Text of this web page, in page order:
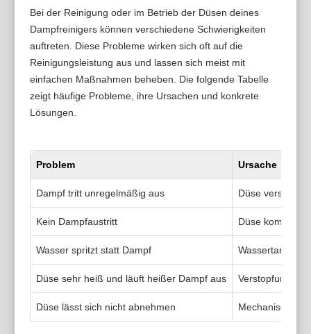
Bei der Reinigung oder im Betrieb der Düsen deines
Dampfreinigers können verschiedene Schwierigkeiten
auftreten. Diese Probleme wirken sich oft auf die
Reinigungsleistung aus und lassen sich meist mit
einfachen Maßnahmen beheben. Die folgende Tabelle
zeigt häufige Probleme, ihre Ursachen und konkrete
Lösungen.
Problem Ursache
Dampf tritt unregelmäßig aus Düse verstopft
Kein Dampfaustritt Düse komplett
Wasser spritzt statt Dampf Wassertank zu
Düse sehr heiß und läuft heißer Dampf aus Verstopfung
Düse lässt sich nicht abnehmen Mechanische